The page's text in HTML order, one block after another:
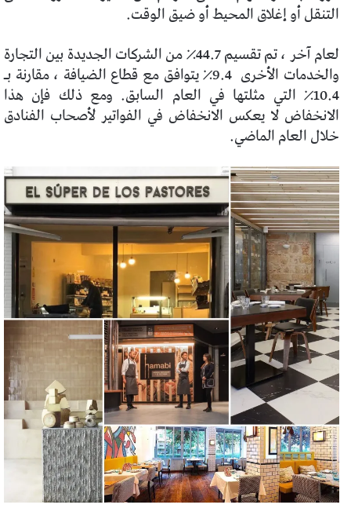
التنقل أو إغلاق المحيط أو ضيق الوقت.
لعام آخر ، تم تقسيم 44.7٪ من الشركات الجديدة بين التجارة
والخدمات الأخرى 9.4٪ يتوافق مع قطاع الضيافة ، مقارنة بـ
10.4٪ التي مثلتها في العام السابق. ومع ذلك فإن هذا
الانخفاض لا يعكس الانخفاض في الفواتير لأصحاب الفنادق
خلال العام الماضي.